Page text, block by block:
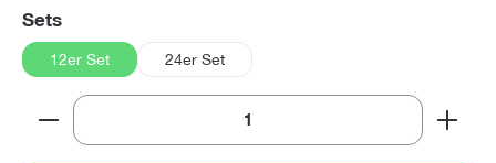
Setsauswählen
12er Set 24er Set
Produkt Anzahl: Gib den gewünschten Wert ein